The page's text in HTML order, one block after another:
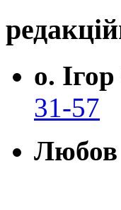
о.
31-57